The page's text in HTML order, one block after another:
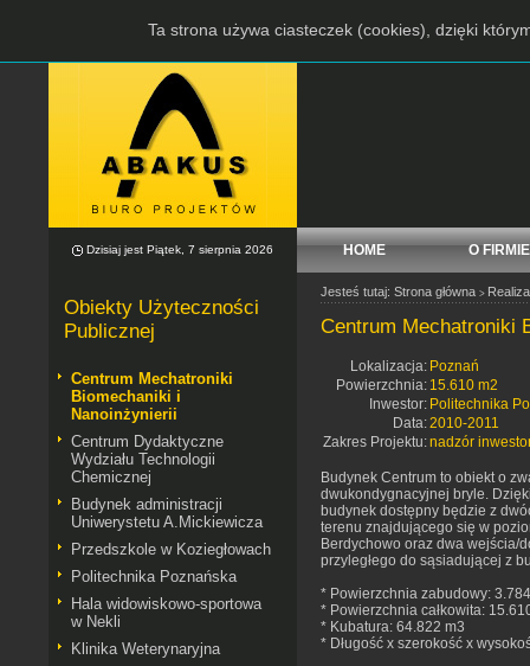
Dzisiaj jest Piątek, 7 sierpnia 2026 HOME O FIRMIE
Obiekty Użyteczności
Publicznej
Centrum Mechatroniki
Biomechaniki i
Nanoinżynierii
Centrum Dydaktyczne
Wydziału Technologii
Chemicznej
Budynek administracji
Uniwerystetu A.Mickiewicza
Przedszkole w Koziegłowach
Politechnika Poznańska
Hala widowiskowo-sportowa
w Nekli
Klinika Weterynaryjna
Jesteś tutaj: Strona główna >
Centrum Mechatroniki
Lokalizacja: Poznań
Powierzchnia: 15.610 m2
Inwestor: Politechnika
Data:2010-2011
Zakres Projektu:nadzór
Budynek Centrum to obiekt o
dwukondygnacyjnej bryle.
budynek dostępny będzie z
terenu znajdującego się w
Berdychowo oraz dwa wejścia/
przyległego do sąsiadującej z
* Powierzchnia zabudowy:
* Powierzchnia całkowita:
* Kubatura: 64.822 m3
* Długość x szerokość x
Ta strona używa ciasteczek (cookies), dzięki